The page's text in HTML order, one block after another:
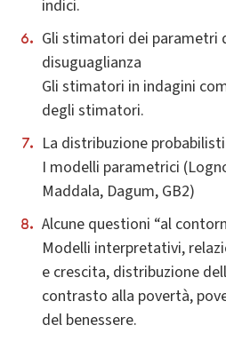
indici.
Gli stimatori dei parametri
disuguaglianza
Gli stimatori in indagini
degli stimatori.
La distribuzione
I modelli parametrici
Maddala, Dagum, GB2)
Alcune questioni “al
Modelli interpretativi,
e crescita, distribuzione
contrasto alla povertà,
del benessere.